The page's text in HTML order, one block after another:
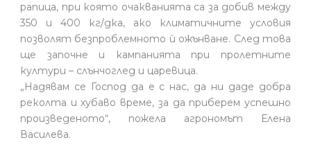
рапица, при която очакванията са за добив между
350 и 400 кг/дка, ако климатичните условия
позволят безпроблемното ѝ ожънване. След това
ще започне и кампанията при пролетните
култури – слънчоглед и царевица.
„Надявам се Господ да е с нас, да ни даде добра
реколта и хубаво време, за да приберем успешно
произведеното“, пожела агрономът Елена
Василева.